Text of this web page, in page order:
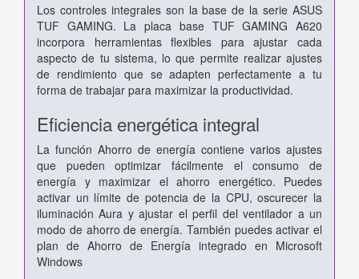
Los controles integrales son la base de la serie ASUS
TUF GAMING. La placa base TUF GAMING A620
incorpora herramientas flexibles para ajustar cada
aspecto de tu sistema, lo que permite realizar ajustes
de rendimiento que se adapten perfectamente a tu
forma de trabajar para maximizar la productividad.
Eficiencia energética integral
La función Ahorro de energía contiene varios ajustes
que pueden optimizar fácilmente el consumo de
energía y maximizar el ahorro energético. Puedes
activar un límite de potencia de la CPU, oscurecer la
iluminación Aura y ajustar el perfil del ventilador a un
modo de ahorro de energía. También puedes activar el
plan de Ahorro de Energía integrado en Microsoft
Windows